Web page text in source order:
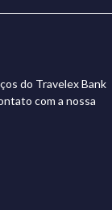
do Travelex Bank
com a nossa